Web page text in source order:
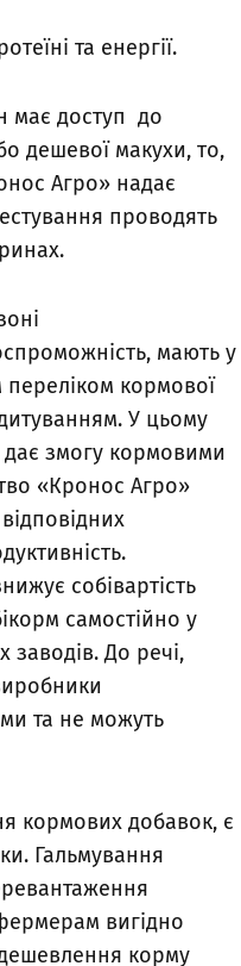
та енергії.
має доступ до
дешевої макухи, то,
Агро» надає
проводять
мають у
переліком кормової
У цьому
змогу кормовими
«Кронос Агро»
собівартість
самостійно у
заводів. До речі,
та не можуть
кормових добавок, є
Гальмування
вигідно
корму